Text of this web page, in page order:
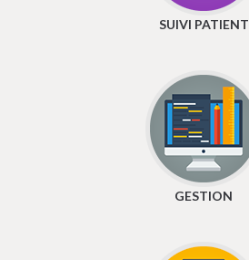
SUIVI PATIENT
GESTION